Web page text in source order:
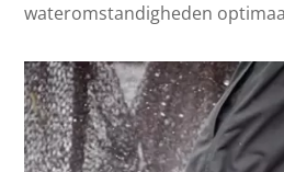
wateromstandigheden